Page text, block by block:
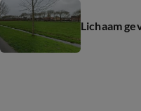
Lichaam